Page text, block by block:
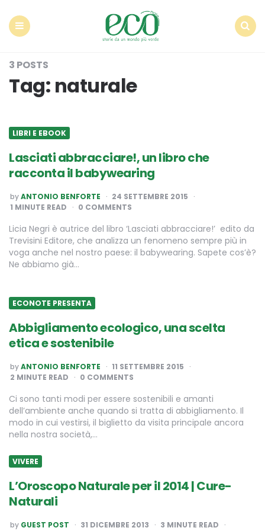
3 POSTS
Tag: naturale
LIBRI E EBOOK
Lasciati abbracciare!, un libro che
racconta il babywearing
POSTED
BY
byANTONIO BENFORTE
24 SETTEMBRE 2015
1 MINUTE READ 0 COMMENTS
Licia Negri è autrice del libro ‘Lasciati abbracciare!’ edito da
Trevisini Editore, che analizza un fenomeno sempre più in
voga anche nel nostro paese: il babywearing. Sapete cos’è?
Ne abbiamo già…
ECONOTE PRESENTA
Abbigliamento ecologico, una scelta
etica e sostenibile
POSTED
BY
byANTONIO BENFORTE
11 SETTEMBRE 2015
2 MINUTE READ 0 COMMENTS
Ci sono tanti modi per essere sostenibili e amanti
dell’ambiente anche quando si tratta di abbigliamento. Il
modo in cui vestirsi, il biglietto da visita principale ancora
nella nostra società,…
VIVERE
L’Oroscopo Naturale per il 2014 | Cure-
Naturali
POSTED
by GUEST POST 31 DICEMBRE 2013 3 MINUTE READ